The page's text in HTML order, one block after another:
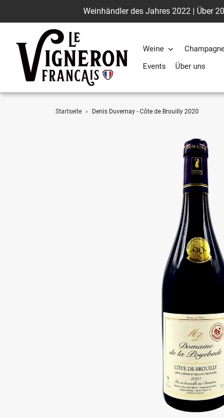
Weinhändler des Jahres 2022 | Über
Weine
Events
Über uns
Startseite › Denis Duvernay - Côte de Brouilly 2020